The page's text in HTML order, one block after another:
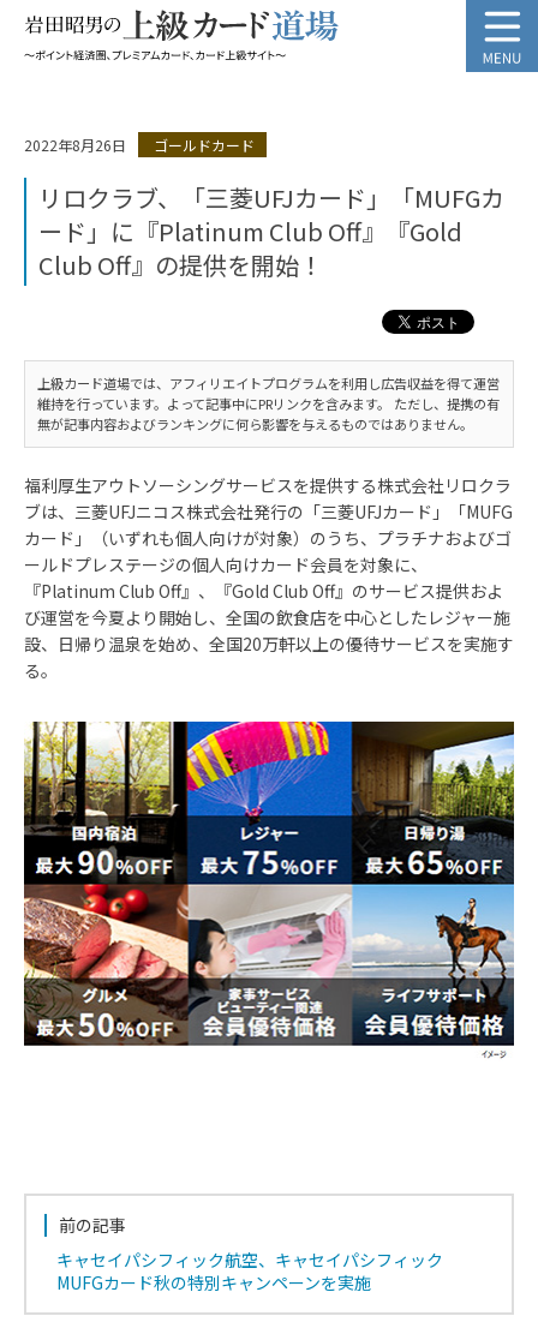
2022年8月26日 ゴールドカード
リロクラブ、「三菱UFJカード」「MUFGカ
ード」に『Platinum Club Off』『Gold
Club Off』の提供を開始！
上級カード道場では、アフィリエイトプログラムを利用し広告収益を得て運営
維持を行っています。よって記事中にPRリンクを含みます。 ただし、提携の有
無が記事内容およびランキングに何ら影響を与えるものではありません。
福利厚生アウトソーシングサービスを提供する株式会社リロクラ
ブは、三菱UFJニコス株式会社発行の「三菱UFJカード」「MUFG
カード」（いずれも個人向けが対象）のうち、プラチナおよびゴ
ールドプレステージの個人向けカード会員を対象に、
『Platinum Club Off』、『Gold Club Off』のサービス提供およ
び運営を今夏より開始し、全国の飲食店を中心としたレジャー施
設、日帰り温泉を始め、全国20万軒以上の優待サービスを実施す
る。
前の記事
キャセイパシフィック航空、キャセイパシフィック
MUFGカード秋の特別キャンペーンを実施